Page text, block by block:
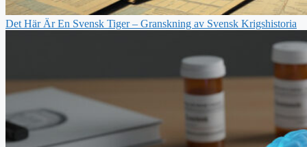
Det Här Är En Svensk Tiger – Granskning av Svensk Krigshistoria